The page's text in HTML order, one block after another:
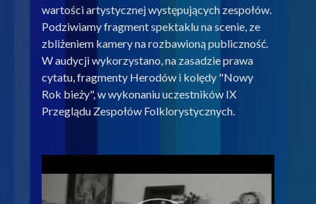
wartości artystycznej występujących zespołów.
Podziwiamy fragment spektaklu na scenie, ze
zbliżeniem kamery na rozbawioną publiczność.
W audycji wykorzystano, na zasadzie prawa
cytatu, fragmenty Herodów i kolędy "Nowy
Rok bieży", w wykonaniu uczestników IX
Przeglądu Zespołów Folklorystycznych.